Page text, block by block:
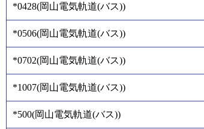
*0428(岡山電気軌道(バス))
*0506(岡山電気軌道(バス))
*0702(岡山電気軌道(バス))
*1007(岡山電気軌道(バス))
*500(岡山電気軌道(バス))